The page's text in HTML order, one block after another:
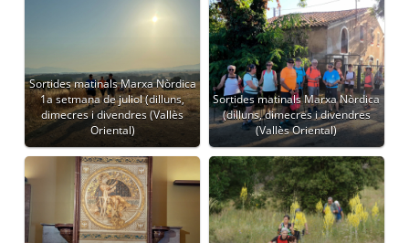
Sortides matinals Marxa Nòrdica
1a setmana de juliol (dilluns,
dimecres i divendres (Vallès
Oriental)
Sortides matinals Marxa Nòrdica
(dilluns, dimecres i divendres
(Vallès Oriental)